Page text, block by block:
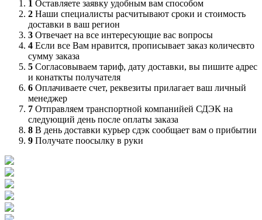
1 Оставляете заявку удобным вам способом
2 Наши специалисты расчитывают сроки и стоимость
доставки в ваш регион
3 Отвечает на все интересующие вас вопросы
4 Если все Вам нравится, прописывает заказ количесвто
сумму заказа
5 Согласовываем тариф, дату доставки, вы пишите адрес
и конаткты получателя
6 Оплачиваете счет, реквезиты прилагает ваш личный
менеджер
7 Отправляем транспортной компанийей СДЭК на
следующий день после оплаты заказа
8 В день доставки курьер сдэк сообщает вам о прибытии
9 Получате поосылку в руки